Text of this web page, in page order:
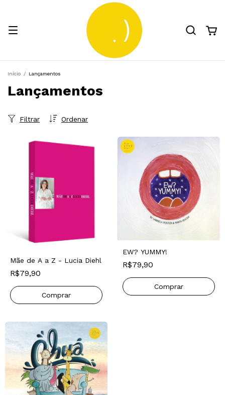
Início / Lançamentos
Lançamentos
Ordenar
Filtrar
Mãe de A a Z - Lucia Diehl
R$79,90
EW? YUMMY!
R$79,90